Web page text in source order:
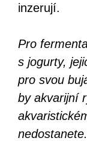
inzerují.
Pro
s jogurty,
pro svou
by akvarijní
nedostanete.